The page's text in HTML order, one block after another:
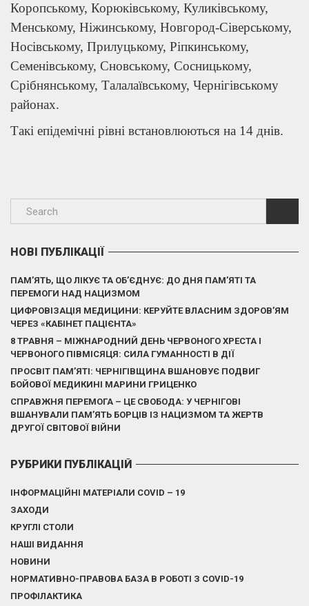
Коропському, Корюківському, Куликівському,
Менському, Ніжинському, Новгород-Сіверському,
Носівському, Прилуцькому, Ріпкинському,
Семенівському, Сновському, Сосницькому,
Срібнянському, Талалаївському, Чернігівському
районах.
Такі епідемічні рівні встановлюються на 14 днів.
НОВІ ПУБЛІКАЦІЇ
ПАМ’ЯТЬ, ЩО ЛІКУЄ ТА ОБ’ЄДНУЄ: ДО ДНЯ ПАМ’ЯТІ ТА
ПЕРЕМОГИ НАД НАЦИЗМОМ
ЦИФРОВІЗАЦІЯ МЕДИЦИНИ: КЕРУЙТЕ ВЛАСНИМ ЗДОРОВ’ЯМ
ЧЕРЕЗ «КАБІНЕТ ПАЦІЄНТА»
8 ТРАВНЯ – МІЖНАРОДНИЙ ДЕНЬ ЧЕРВОНОГО ХРЕСТА І
ЧЕРВОНОГО ПІВМІСЯЦЯ: СИЛА ГУМАННОСТІ В ДІЇ
ПРОСВІТ ПАМ’ЯТІ: ЧЕРНІГІВЩИНА ВШАНОВУЄ ПОДВИГ
БОЙОВОЇ МЕДИКИНІ МАРИНИ ГРИЦЕНКО
СПРАВЖНЯ ПЕРЕМОГА – ЦЕ СВОБОДА: У ЧЕРНІГОВІ
ВШАНУВАЛИ ПАМ’ЯТЬ БОРЦІВ ІЗ НАЦИЗМОМ ТА ЖЕРТВ
ДРУГОЇ СВІТОВОЇ ВІЙНИ
РУБРИКИ ПУБЛІКАЦІЙ
ІНФОРМАЦІЙНІ МАТЕРІАЛИ COVID – 19
ЗАХОДИ
КРУГЛІ СТОЛИ
НАШІ ВИДАННЯ
НОВИНИ
НОРМАТИВНО-ПРАВОВА БАЗА В РОБОТІ З COVID-19
ПРОФІЛАКТИКА